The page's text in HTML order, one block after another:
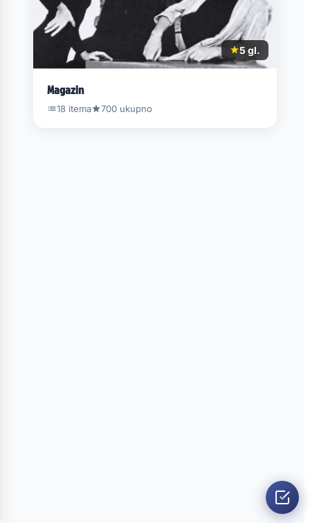
5 gl.
Magazin
18 itema 700 ukupno